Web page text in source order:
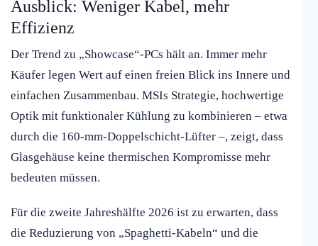
Ausblick: Weniger Kabel, mehr
Effizienz
Der Trend zu „Showcase“-PCs hält an. Immer mehr
Käufer legen Wert auf einen freien Blick ins Innere und
einfachen Zusammenbau. MSIs Strategie, hochwertige
Optik mit funktionaler Kühlung zu kombinieren – etwa
durch die 160-mm-Doppelschicht-Lüfter –, zeigt, dass
Glasgehäuse keine thermischen Kompromisse mehr
bedeuten müssen.
Für die zweite Jahreshälfte 2026 ist zu erwarten, dass
die Reduzierung von „Spaghetti-Kabeln“ und die